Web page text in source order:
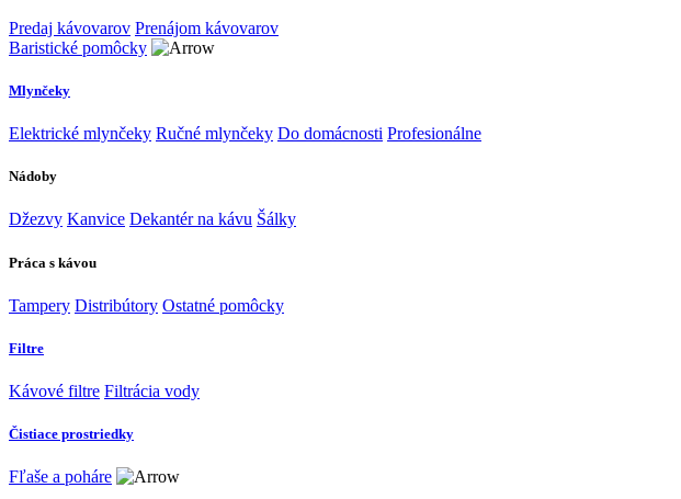
Predaj kávovarov Prenájom kávovarov
Baristické pomôcky
Mlynčeky
Elektrické mlynčeky Ručné mlynčeky Do domácnosti Profesionálne
Nádoby
Džezvy Kanvice Dekantér na kávu Šálky
Práca s kávou
Tampery Distribútory Ostatné pomôcky
Filtre
Kávové filtre Filtrácia vody
Čistiace prostriedky
Fľaše a poháre